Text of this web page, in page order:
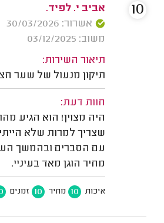
אביב י. לפיד.
אשרור: 30/03/2026
משוב: 03/12/2025
תיאור השירות:
תיקון מנעול של שער
חוות דעת:
היה מצוין! הוא הגיע
שצריך למרות שלא
עם הסברים ובהמשך
מחיר הוגן מאד בעיניי.
איכות 10 מחיר 10 זמנים
10